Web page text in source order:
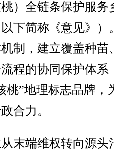
）全链条保护服务
下简称《意见》）
制，建立覆盖种苗
程的协同保护体系
桃”地理标志品牌，
合力。
端维权转向源头